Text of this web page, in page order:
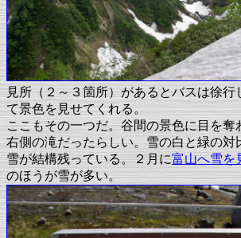
見所（２～３箇所）があるとバスは徐行
て景色を見せてくれる。
ここもその一つだ。谷間の景色に目を奪
右側の滝だったらしい。雪の白と緑の対
雪が結構残っている。２月に富山へ雪を
のほうが雪が多い。